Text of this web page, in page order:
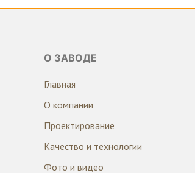
О ЗАВОДЕ
Главная
О компании
Проектирование
Качество и технологии
Фото и видео